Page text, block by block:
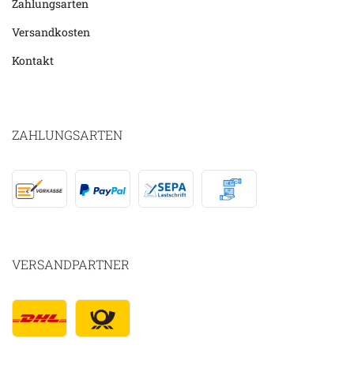
Zahlungsarten
Versandkosten
Kontakt
ZAHLUNGSARTEN
VERSANDPARTNER